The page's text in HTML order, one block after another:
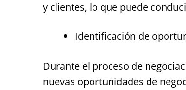
y clientes, lo que puede
Identificación de
Durante el proceso de
nuevas oportunidades de